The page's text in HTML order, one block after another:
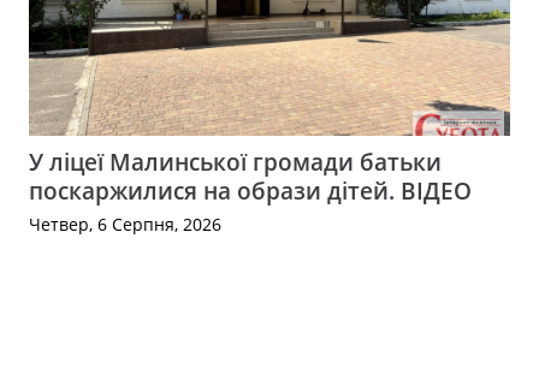
У ліцеї Малинської громади батьки
поскаржилися на образи дітей. ВІДЕО
Четвер, 6 Серпня, 2026